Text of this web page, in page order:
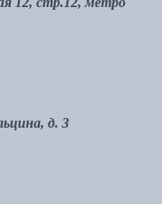
д. 3